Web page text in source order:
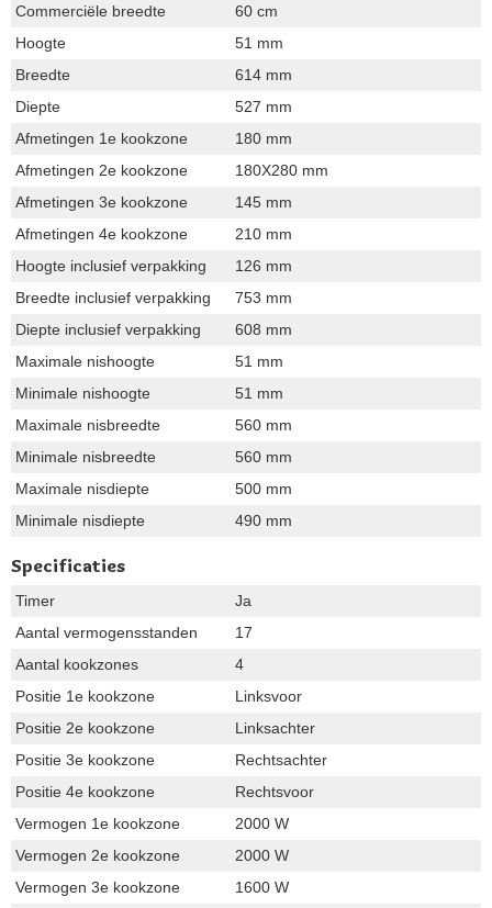
Commerciële breedte
60 cm
Hoogte
51 mm
Breedte
614 mm
Diepte
527 mm
Afmetingen 1e kookzone
180 mm
Afmetingen 2e kookzone
180X280 mm
Afmetingen 3e kookzone
145 mm
Afmetingen 4e kookzone
210 mm
Hoogte inclusief verpakking
126 mm
Breedte inclusief verpakking
753 mm
Diepte inclusief verpakking
608 mm
Maximale nishoogte
51 mm
Minimale nishoogte
51 mm
Maximale nisbreedte
560 mm
Minimale nisbreedte
560 mm
Maximale nisdiepte
500 mm
Minimale nisdiepte
490 mm
Specificaties
Timer
Ja
Aantal vermogensstanden
17
Aantal kookzones
4
Positie 1e kookzone
Linksvoor
Positie 2e kookzone
Linksachter
Positie 3e kookzone
Rechtsachter
Positie 4e kookzone
Rechtsvoor
Vermogen 1e kookzone
2000 W
Vermogen 2e kookzone
2000 W
Vermogen 3e kookzone
1600 W